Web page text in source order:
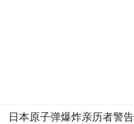
日本原子弹爆炸亲历者警告